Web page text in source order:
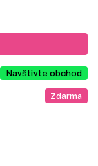
Navštivte obchod
Zdarma